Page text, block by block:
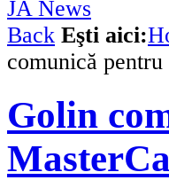
Back Eşti aici:
comunică
Golin